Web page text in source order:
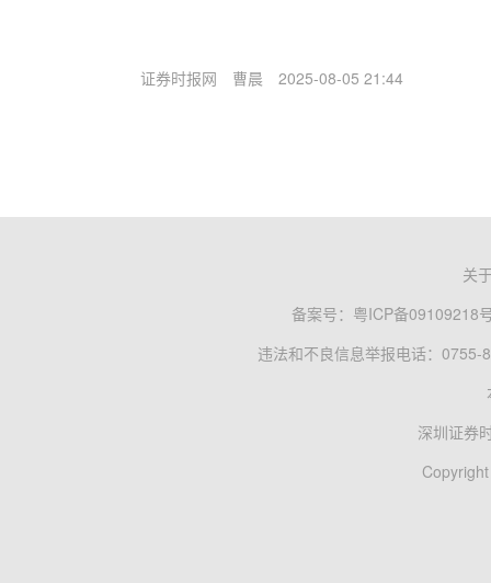
证券时报网 曹晨 2025-08-05 21:44
关
备案号： 粤ICP备09109218
违法和不良信息举报电话：0755-
深圳证券